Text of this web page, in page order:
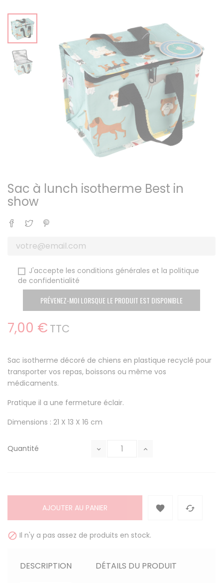
Sac à lunch isotherme Best in
show
Partager
Tweet
J'accepte les conditions générales et la politique
de confidentialité
PRÉVENEZ-MOI LORSQUE LE PRODUIT EST DISPONIBLE
7,00 € TTC
Sac isotherme décoré de chiens en plastique recyclé pour
transporter vos repas, boissons ou même vos
médicaments.
Pratique il a une fermeture éclair.
Dimensions : 21 X 13 X 16 cm
Quantité
AJOUTER AU PANIER  
 Il n'y a pas assez de produits en stock.
DESCRIPTION DÉTAILS DU PRODUIT